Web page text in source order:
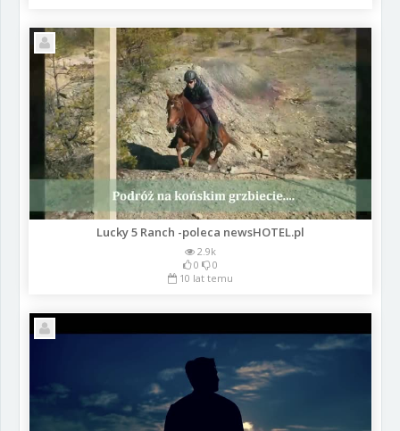
Lucky 5 Ranch -poleca newsHOTEL.pl
2.9k
0
0
10 lat temu